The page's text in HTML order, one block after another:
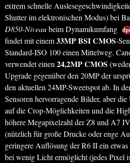
extrem schnelle
Shutter im elektronischen Modus) bei
D850-Niveaubeim Dynamikumfang
findet mit einem33MP BSI CMOS-
Standard-ISO 100 einen Mittelweg.
verwendet einen24,2MP CMOS
Upgrade gegenüber den 20MP der
den aktuellen 24MP-Sweetspot ab. In
Sensoren hervorragende Bilder, aber
auf die Crop-Möglichkeiten und die
höhere Megapixelzahl der Z8 und A7
(nützlich für große Drucke oder enge
geringere Auflösung der R6 II ein etwas
bei wenig Licht ermöglicht (jedes Pixel